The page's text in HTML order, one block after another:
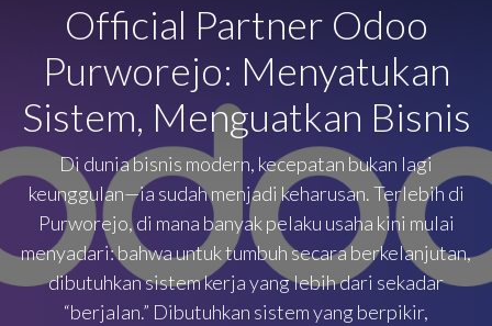
Official Partner Odoo
Purworejo: Menyatukan
Sistem, Menguatkan Bisnis
Di dunia bisnis modern, kecepatan bukan lagi
keunggulan—ia sudah menjadi keharusan. Terlebih di
Purworejo, di mana banyak pelaku usaha kini mulai
menyadari: bahwa untuk tumbuh secara berkelanjutan,
dibutuhkan sistem kerja yang lebih dari sekadar
“berjalan.” Dibutuhkan sistem yang berpikir,